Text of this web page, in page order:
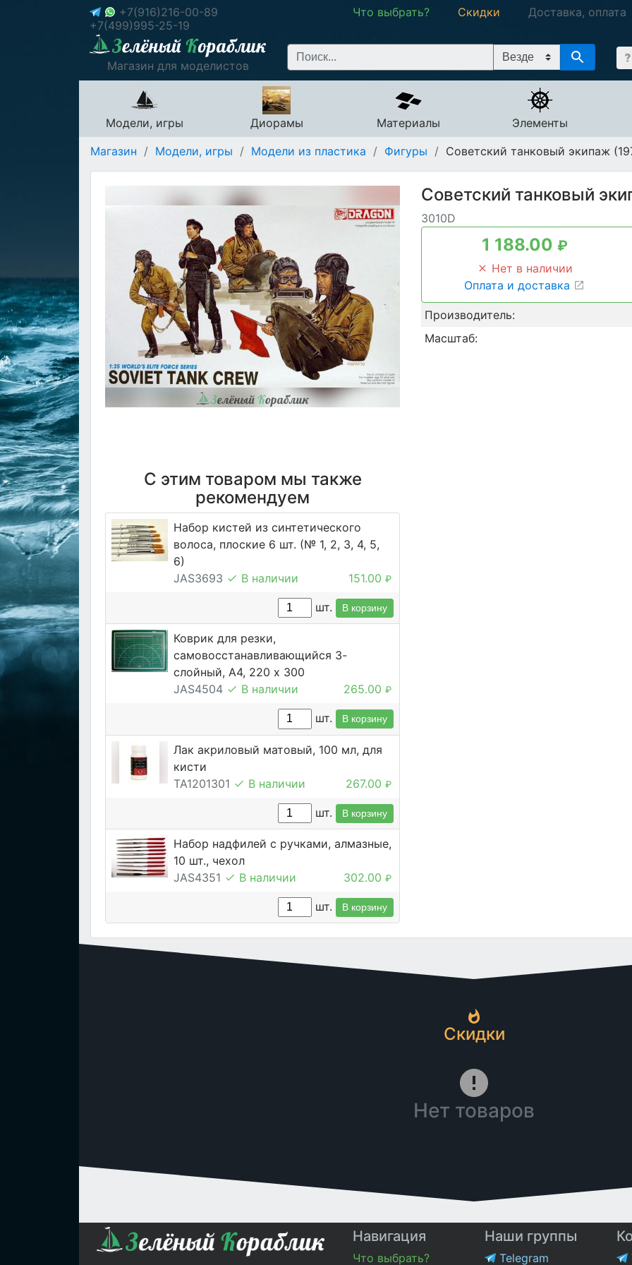
+7(916)216-00-89
+7(499)995-25-19
Что выбрать? Скидки Доставка, оплата
Магазин для моделистов
Модели, игры Диорамы Материалы
Элементы
Магазин / Модели, игры / Модели из пластика / Фигуры / Советский танковый экипаж
Советский танковый
3010D
1 188.00 ₽
Нет в наличии
Оплата и доставка
Производитель:
Масштаб:
С этим товаром мы также
рекомендуем
Набор кистей из синтетического
волоса, плоские 6 шт. (№ 1, 2, 3, 4, 5,
6)
JAS3693
В наличии 151.00₽
шт. В корзину
Коврик для резки,
самовосстанавливающийся 3-
слойный, А4, 220 х 300
JAS4504
В наличии 265.00₽
шт. В корзину
Лак акриловый матовый, 100 мл, для
кисти
TA1201301
В наличии 267.00₽
шт. В корзину
Набор надфилей с ручками, алмазные,
10 шт., чехол
JAS4351
В наличии 302.00₽
шт. В корзину
Скидки
Нет товаров
Навигация
Что выбрать?
Наши группы
Telegram